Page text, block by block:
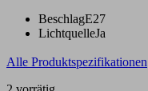
BeschlagE27
LichtquelleJa
Alle Produktspezifikationen